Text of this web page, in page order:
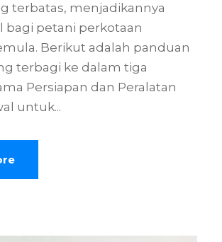
terbatas, menjadikannya
bagi petani perkotaan
Berikut adalah panduan
terbagi ke dalam tiga
Persiapan dan Peralatan
untuk...